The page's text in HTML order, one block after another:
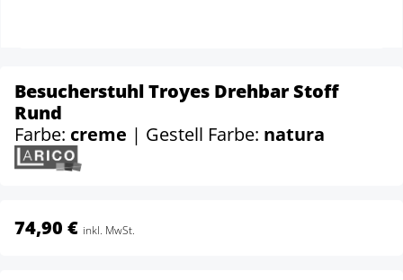
Besucherstuhl Troyes Drehbar Stoff
Rund
Farbe: creme | Gestell Farbe: natura
74,90 € inkl. MwSt.